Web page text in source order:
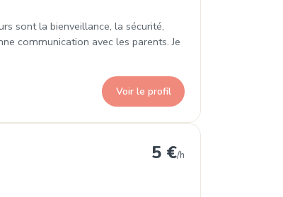
sont la bienveillance, la sécurité,
communication avec les parents. Je
Voir le profil
5 €/h